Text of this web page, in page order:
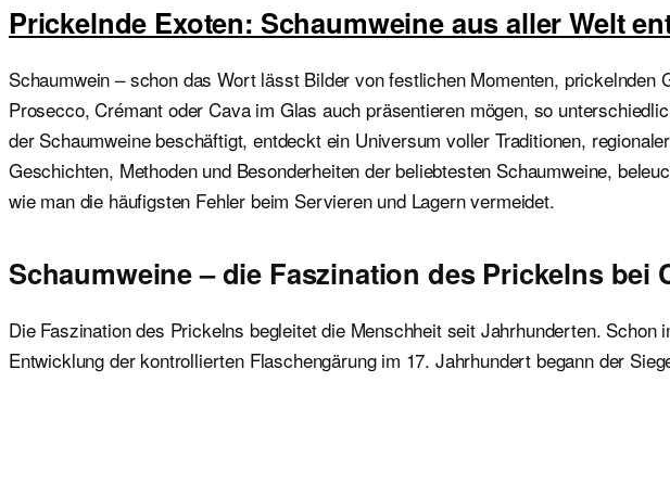
Prickelnde Exoten: Schaumweine aus aller Welt
Schaumwein – schon das Wort lässt Bilder von festlichen Momenten,
Prosecco, Crémant oder Cava im Glas auch präsentieren mögen, so
der Schaumweine beschäftigt, entdeckt ein Universum voller Traditionen,
Geschichten, Methoden und Besonderheiten der beliebtesten Schaumweine,
wie man die häufigsten Fehler beim Servieren und Lagern vermeidet.
Schaumweine – die Faszination des Prickelns bei
Die Faszination des Prickelns begleitet die Menschheit seit Jahrhunderten.
Entwicklung der kontrollierten Flaschengärung im 17. Jahrhundert begann der